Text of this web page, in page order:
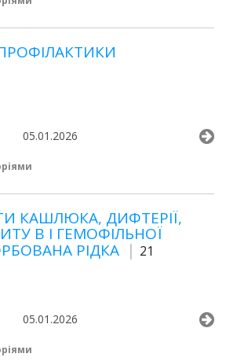
05.01.2026
КАШЛЮКА, ДИФТЕРІЇ,
В І ГЕМОФІЛЬНОЇ
РІДКА
21
05.01.2026